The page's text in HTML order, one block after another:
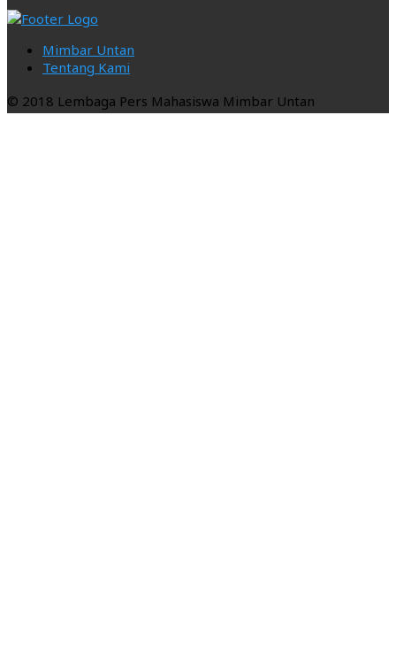
Mimbar Untan
Tentang Kami
© 2018 Lembaga Pers Mahasiswa Mimbar Untan